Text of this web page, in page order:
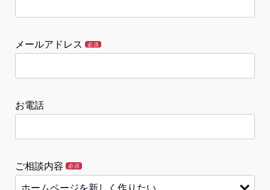
メールアドレス 必須
お電話
ご相談内容 必須